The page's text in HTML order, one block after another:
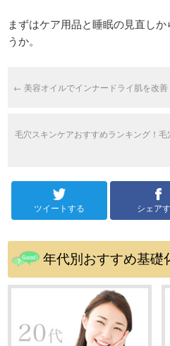
まずはケア用品と睡眠の見直し
うか。
← 美容オイルでインナードライ肌を改
毛穴スキンケアおすすめランキング！
ツイートする シェア
年代別おすすめ基礎